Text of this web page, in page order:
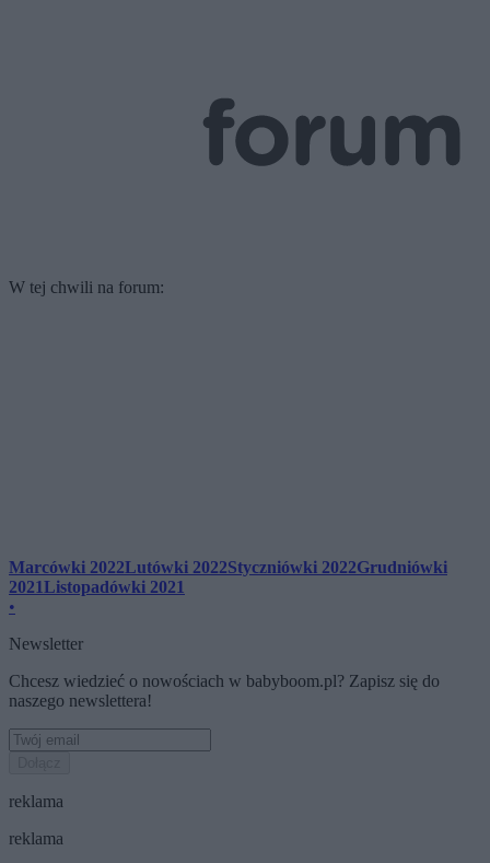
W tej chwili na forum:
Marcówki 2022Lutówki 2022Styczniówki 2022Grudniówki
2021Listopadówki 2021
•
Newsletter
Chcesz wiedzieć o nowościach w babyboom.pl? Zapisz się do
naszego newslettera!
reklama
reklama